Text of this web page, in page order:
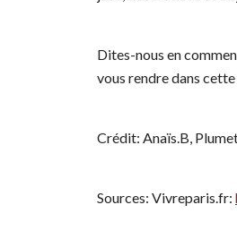
Dites-nous en
vous rendre dans
Crédit: Anaïs.B,
Sources: Vivreparis.fr: